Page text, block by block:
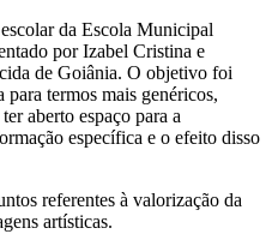
da Escola Municipal
por Izabel Cristina e
de Goiânia. O objetivo foi
termos mais genéricos,
aberto espaço para a
específica e o efeito disso
referentes à valorização da
artísticas.